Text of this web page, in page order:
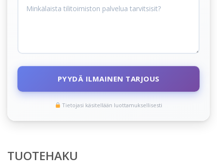
PYYDÄ ILMAINEN TARJOUS
Tietojasi käsitellään luottamuksellisesti
TUOTEHAKU